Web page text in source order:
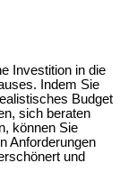
Investition in die
Indem Sie
Budget
sich beraten
können Sie
Anforderungen
und